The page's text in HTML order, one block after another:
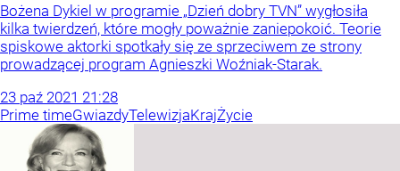
Bożena Dykiel w programie „Dzień dobry TVN” wygłosiła
kilka twierdzeń, które mogły poważnie zaniepokoić. Teorie
spiskowe aktorki spotkały się ze sprzeciwem ze strony
prowadzącej program Agnieszki Woźniak-Starak.
23 paź 2021 21:28
Prime timeGwiazdyTelewizjaKrajŻycie